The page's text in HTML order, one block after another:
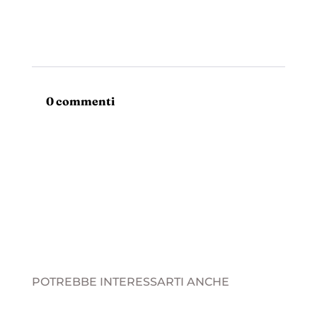
0 commenti
POTREBBE INTERESSARTI ANCHE